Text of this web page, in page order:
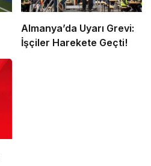
Almanya’da Uyarı Grevi:
İşçiler Harekete Geçti!